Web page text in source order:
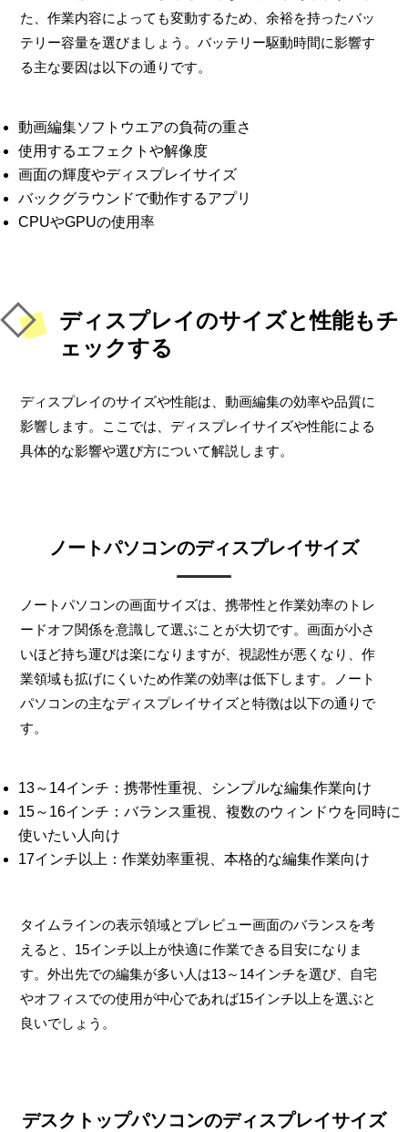
た、作業内容によっても変動するため、余裕を持ったバッ
テリー容量を選びましょう。バッテリー駆動時間に影響す
る主な要因は以下の通りです。
動画編集ソフトウエアの負荷の重さ
使用するエフェクトや解像度
画面の輝度やディスプレイサイズ
バックグラウンドで動作するアプリ
CPUやGPUの使用率
ディスプレイのサイズと性能もチ
ェックする
ディスプレイのサイズや性能は、動画編集の効率や品質に
影響します。ここでは、ディスプレイサイズや性能による
具体的な影響や選び方について解説します。
ノートパソコンのディスプレイサイズ
ノートパソコンの画面サイズは、携帯性と作業効率のトレ
ードオフ関係を意識して選ぶことが大切です。画面が小さ
いほど持ち運びは楽になりますが、視認性が悪くなり、作
業領域も拡げにくいため作業の効率は低下します。ノート
パソコンの主なディスプレイサイズと特徴は以下の通りで
す。
13～14インチ：携帯性重視、シンプルな編集作業向け
15～16インチ：バランス重視、複数のウィンドウを同時に
使いたい人向け
17インチ以上：作業効率重視、本格的な編集作業向け
タイムラインの表示領域とプレビュー画面のバランスを考
えると、15インチ以上が快適に作業できる目安になりま
す。外出先での編集が多い人は13～14インチを選び、自宅
やオフィスでの使用が中心であれば15インチ以上を選ぶと
良いでしょう。
デスクトップパソコンのディスプレイサイズ